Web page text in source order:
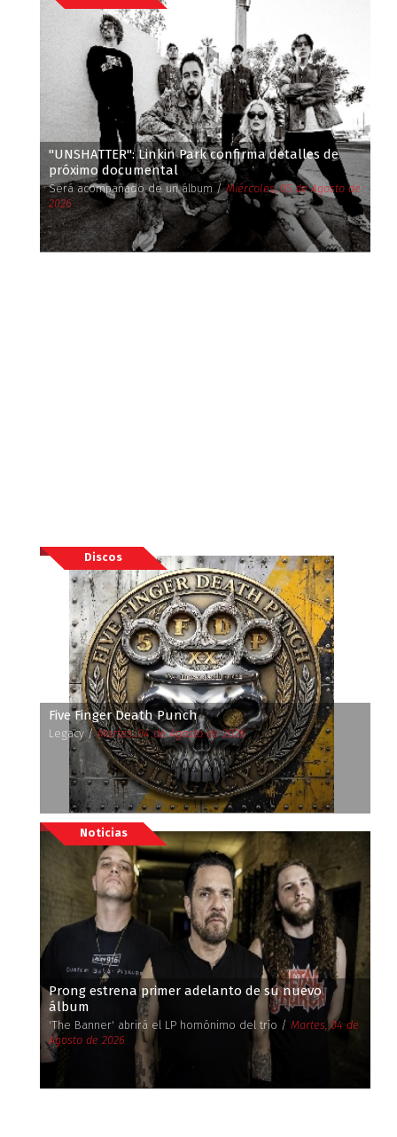
''UNSHATTER'': Linkin Park confirma detalles de
próximo documental
Será acompañado de un álbum /Miércoles, 05 de Agosto de
2026
Discos
Five Finger Death Punch
Legacy /Martes, 04 de Agosto de 2026
Noticias
Prong estrena primer adelanto de su nuevo
álbum
'The Banner' abrirá el LP homónimo del trío / Martes, 04 de
Agosto de 2026